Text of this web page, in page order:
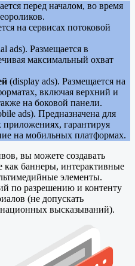
перед началом, во время
на сервисах потоковой
ads). Размещается в
максимальный охват
(display ads). Размещается на
включая верхний и
на боковой панели.
ads). Предназначена для
гарантируя
на мобильных платформах.
вы можете создавать
как баннеры, интерактивные
элементы.
по разрешению и контенту
(не допускать
высказываний).